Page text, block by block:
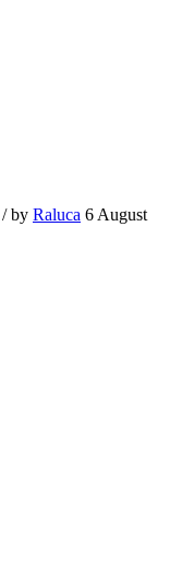
/by Raluca 6 August